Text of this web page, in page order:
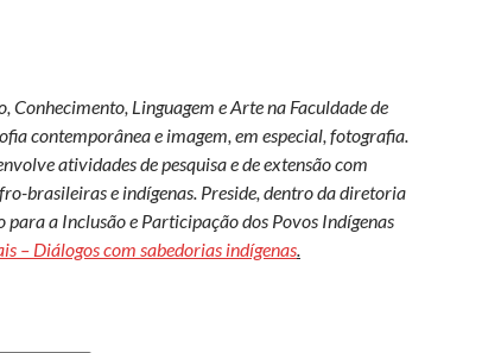
Linguagem e Arte na Faculdade de
contemporânea e imagem, em especial, fotografia.
atividades de pesquisa e de extensão com
brasileiras e indígenas. Preside, dentro da diretoria
a Inclusão e Participação dos Povos Indígenas
– Diálogos com sabedorias indígenas
dialogar com a riqueza dos conhecimentos indígenas?’